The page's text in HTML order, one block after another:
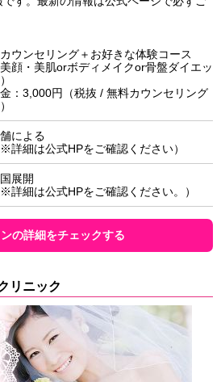
ウンセリング＋お好きな体験コース
美顔・美肌orボディメイクor骨盤ダイエッ
：3,000円（税抜 / 無料カウンセリング
による
※詳細は公式HPをご確認ください）
展開
※詳細は公式HPをご確認ください。）
の詳細をチェックする
リニック